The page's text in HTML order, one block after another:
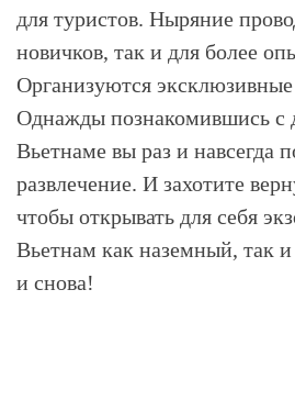
для туристов. Ныряние
новичков, так и для более
Организуются
Однажды познакомившись с
Вьетнаме вы раз и навсегда
развлечение. И захотите
чтобы открывать для себя
Вьетнам как наземный, так
и снова!